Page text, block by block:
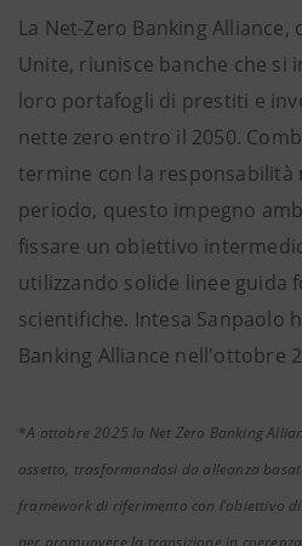
La Net-Zero Banking
Unite, riunisce banche che si
loro portafogli di prestiti e
nette zero entro il 2050.
termine con la responsabilità
periodo, questo impegno
fissare un obiettivo
utilizzando solide linee guida
scientifiche. Intesa Sanpaolo
Banking Alliance nell'ottobre
*A ottobre 2025 la Net Zero Banking
assetto, trasformandosi da alleanza
framework di riferimento con l’obiettivo
per promuovere la transizione in